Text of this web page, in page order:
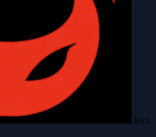
lexx